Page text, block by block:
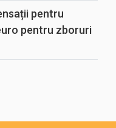
pentru
pentru zboruri